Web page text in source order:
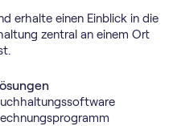
erhalte einen Einblick in die
zentral an einem Ort